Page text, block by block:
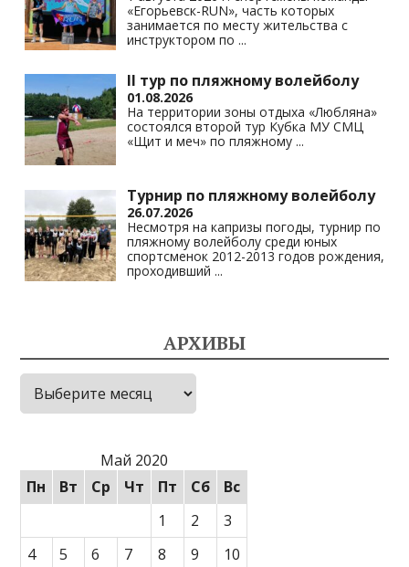
«Егорьевск-RUN», часть которых
занимается по месту жительства с
инструктором по ...
II тур по пляжному волейболу
01.08.2026
На территории зоны отдыха «Любляна»
состоялся второй тур Кубка МУ СМЦ
«Щит и меч» по пляжному ...
Турнир по пляжному волейболу
26.07.2026
Несмотря на капризы погоды, турнир по
пляжному волейболу среди юных
спортсменок 2012-2013 годов рождения,
проходивший ...
АРХИВЫ
Архивы
Май 2020
Пн
Вт Ср Чт Пт Сб
Вс
1
2
3
4
5 6 7 8 9
10